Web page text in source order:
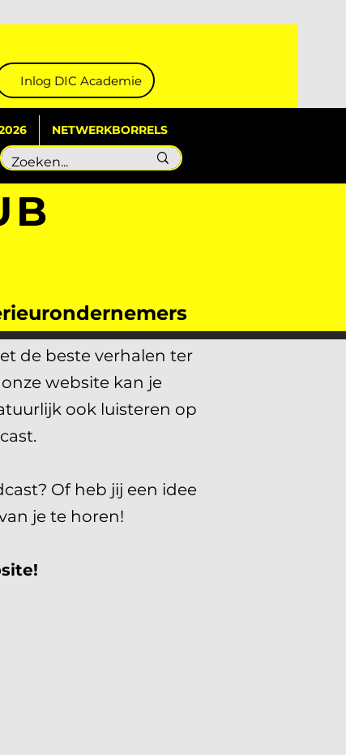
Inlog DIC Academie
NETWERKBORRELS
de beste verhalen ter
website kan je
ook luisteren op
Of heb jij een idee
je te horen!